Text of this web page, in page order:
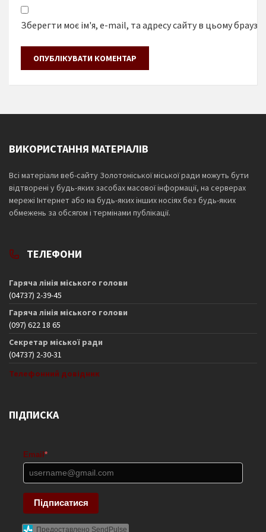
Зберегти моє ім'я, e-mail, та адресу сайту в цьому
ВИКОРИСТАННЯ МАТЕРІАЛІВ
Всі матеріали веб-сайту Золотоніської міської ради можуть бути
відтворені у будь-яких засобах масової інформації, на серверах
мережі Інтернет або на будь-яких інших носіях без будь-яких
обмежень за обсягом і термінами публікації.
ТЕЛЕФОНИ
Гаряча лінія міського голови
(04737) 2-39-45
Гаряча лінія міського голови
(097) 622 18 65
Секретар міської ради
(04737) 2-30-31
Телефонний довідник
ПІДПИСКА
Email *
Підписатися
Предоставлено SendPulse